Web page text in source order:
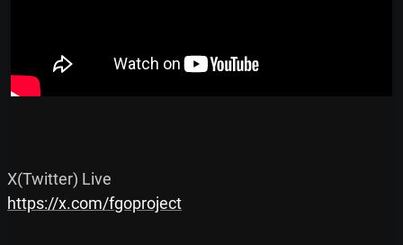
https://x.com/fgoproject